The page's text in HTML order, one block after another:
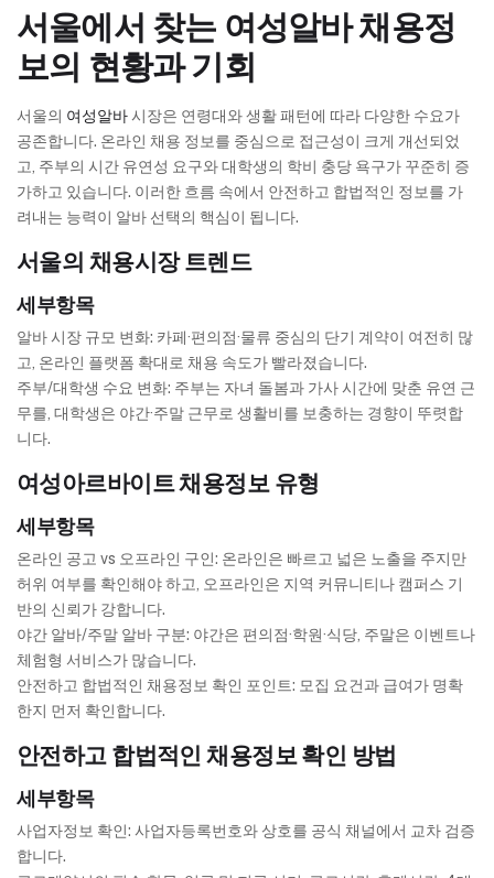
서울에서 찾는 여성알바 채용정
보의 현황과 기회
서울의 여성알바시장은 연령대와 생활 패턴에 따라 다양한 수요가
공존합니다. 온라인 채용 정보를 중심으로 접근성이 크게 개선되었
고, 주부의 시간 유연성 요구와 대학생의 학비 충당 욕구가 꾸준히 증
가하고 있습니다. 이러한 흐름 속에서 안전하고 합법적인 정보를 가
려내는 능력이 알바 선택의 핵심이 됩니다.
서울의 채용시장 트렌드
세부항목
알바 시장 규모 변화: 카페·편의점·물류 중심의 단기 계약이 여전히 많
고, 온라인 플랫폼 확대로 채용 속도가 빨라졌습니다.
주부/대학생 수요 변화: 주부는 자녀 돌봄과 가사 시간에 맞춘 유연 근
무를, 대학생은 야간·주말 근무로 생활비를 보충하는 경향이 뚜렷합
니다.
여성아르바이트 채용정보 유형
세부항목
온라인 공고 vs 오프라인 구인: 온라인은 빠르고 넓은 노출을 주지만
허위 여부를 확인해야 하고, 오프라인은 지역 커뮤니티나 캠퍼스 기
반의 신뢰가 강합니다.
야간 알바/주말 알바 구분: 야간은 편의점·학원·식당, 주말은 이벤트나
체험형 서비스가 많습니다.
안전하고 합법적인 채용정보 확인 포인트: 모집 요건과 급여가 명확
한지 먼저 확인합니다.
안전하고 합법적인 채용정보 확인 방법
세부항목
사업자정보 확인: 사업자등록번호와 상호를 공식 채널에서 교차 검증
합니다.